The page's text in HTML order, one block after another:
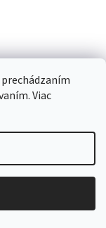
Viac